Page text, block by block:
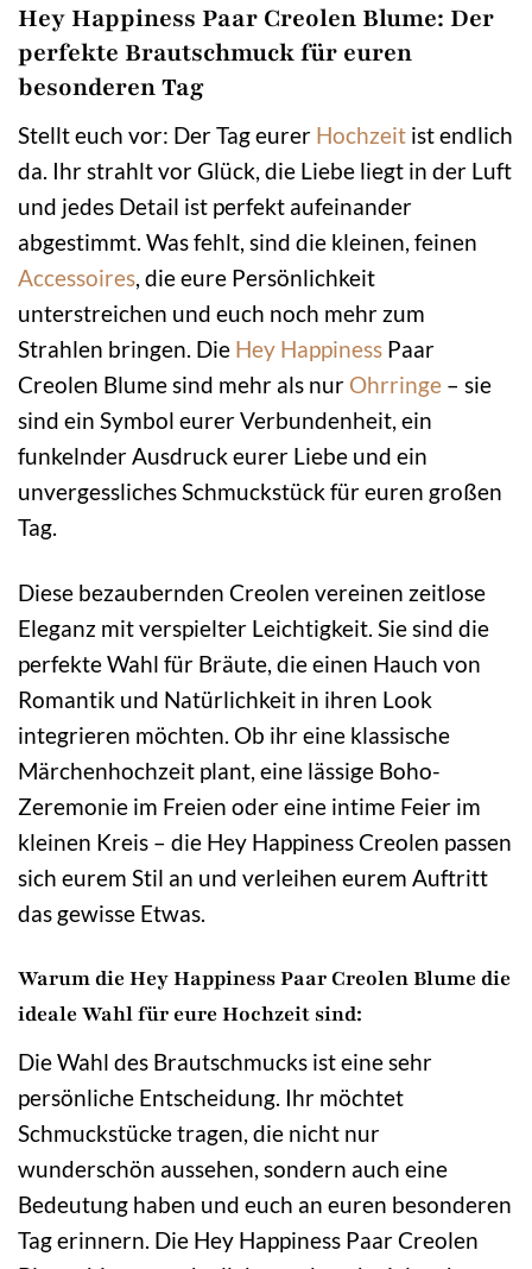
Hey Happiness Paar Creolen Blume: Der
perfekte Brautschmuck für euren
besonderen Tag
Stellt euch vor: Der Tag eurer Hochzeit ist endlich
da. Ihr strahlt vor Glück, die Liebe liegt in der Luft
und jedes Detail ist perfekt aufeinander
abgestimmt. Was fehlt, sind die kleinen, feinen
Accessoires, die eure Persönlichkeit
unterstreichen und euch noch mehr zum
Strahlen bringen. Die Hey Happiness Paar
Creolen Blume sind mehr als nur Ohrringe – sie
sind ein Symbol eurer Verbundenheit, ein
funkelnder Ausdruck eurer Liebe und ein
unvergessliches Schmuckstück für euren großen
Tag.
Diese bezaubernden Creolen vereinen zeitlose
Eleganz mit verspielter Leichtigkeit. Sie sind die
perfekte Wahl für Bräute, die einen Hauch von
Romantik und Natürlichkeit in ihren Look
integrieren möchten. Ob ihr eine klassische
Märchenhochzeit plant, eine lässige Boho-
Zeremonie im Freien oder eine intime Feier im
kleinen Kreis – die Hey Happiness Creolen passen
sich eurem Stil an und verleihen eurem Auftritt
das gewisse Etwas.
Warum die Hey Happiness Paar Creolen Blume die
ideale Wahl für eure Hochzeit sind:
Die Wahl des Brautschmucks ist eine sehr
persönliche Entscheidung. Ihr möchtet
Schmuckstücke tragen, die nicht nur
wunderschön aussehen, sondern auch eine
Bedeutung haben und euch an euren besonderen
Tag erinnern. Die Hey Happiness Paar Creolen